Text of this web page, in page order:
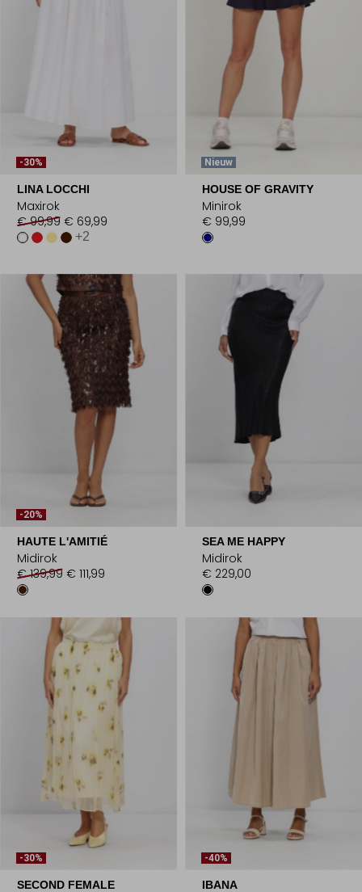
-30%
LINA LOCCHI
Maxirok
€ 99,99 € 69,99
+2
Nieuw
HOUSE OF GRAVITY
Minirok
€ 99,99
-20%
HAUTE L'AMITIÉ
Midirok
€ 139,99 € 111,99
SEA ME HAPPY
Midirok
€ 229,00
-30%
SECOND FEMALE
-40%
IBANA